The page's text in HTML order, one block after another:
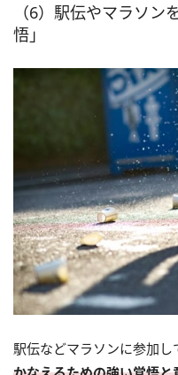
（6）駅伝やマラソ
悟」
駅伝などマラソンに参加し